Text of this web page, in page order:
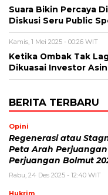
Suara Bikin Percaya
Diskusi Seru Public
Kamis, 1 Mei 2025 - 00:26 WIT
Ketika Ombak Tak
Dikuasai Investor
BERITA TERBARU
Opini
Regenerasi atau
Peta Arah Perjuangan
Perjuangan Bolmut
Rabu, 24 Des 2025 - 12:40 WIT